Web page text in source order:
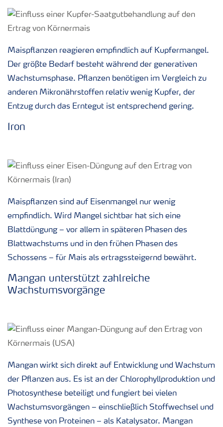
Maispflanzen reagieren empfindlich auf Kupfermangel.
Der größte Bedarf besteht während der generativen
Wachstumsphase. Pflanzen benötigen im Vergleich zu
anderen Mikronährstoffen relativ wenig Kupfer, der
Entzug durch das Erntegut ist entsprechend gering.
Iron
Maispflanzen sind auf Eisenmangel nur wenig
empfindlich. Wird Mangel sichtbar hat sich eine
Blattdüngung – vor allem in späteren Phasen des
Blattwachstums und in den frühen Phasen des
Schossens – für Mais als ertragssteigernd bewährt.
Mangan unterstützt zahlreiche
Wachstumsvorgänge
Mangan wirkt sich direkt auf Entwicklung und Wachstum
der Pflanzen aus. Es ist an der Chlorophyllproduktion und
Photosynthese beteiligt und fungiert bei vielen
Wachstumsvorgängen – einschließlich Stoffwechsel und
Synthese von Proteinen – als Katalysator. Mangan